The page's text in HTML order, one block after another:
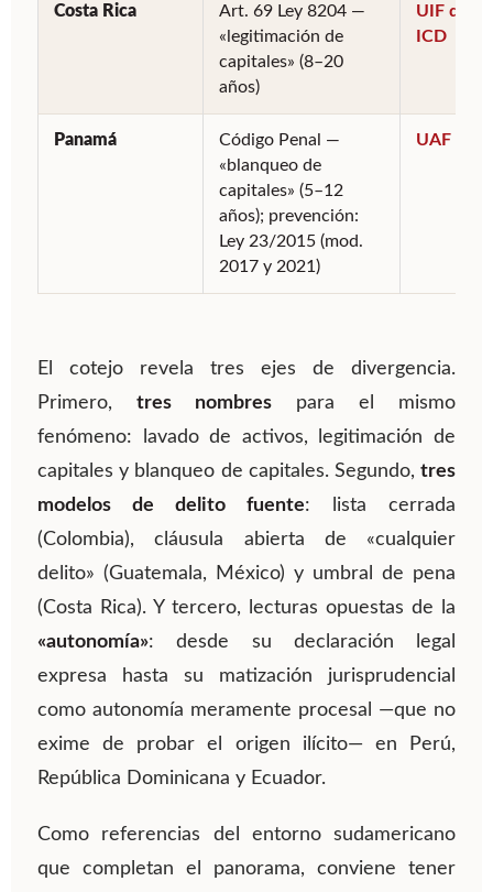
Costa Rica
Art. 69 Ley 8204 —
«legitimación de
capitales» (8–20
años)
UIF del
ICD
Panamá
Código Penal —
«blanqueo de
capitales» (5–12
años); prevención:
Ley 23/2015 (mod.
2017 y 2021)
UAF
El cotejo revela tres ejes de divergencia.
Primero, tres nombres para el mismo
fenómeno: lavado de activos, legitimación de
capitales y blanqueo de capitales. Segundo, tres
modelos de delito fuente: lista cerrada
(Colombia), cláusula abierta de «cualquier
delito» (Guatemala, México) y umbral de pena
(Costa Rica). Y tercero, lecturas opuestas de la
«autonomía»: desde su declaración legal
expresa hasta su matización jurisprudencial
como autonomía meramente procesal —que no
exime de probar el origen ilícito— en Perú,
República Dominicana y Ecuador.
Como referencias del entorno sudamericano
que completan el panorama, conviene tener